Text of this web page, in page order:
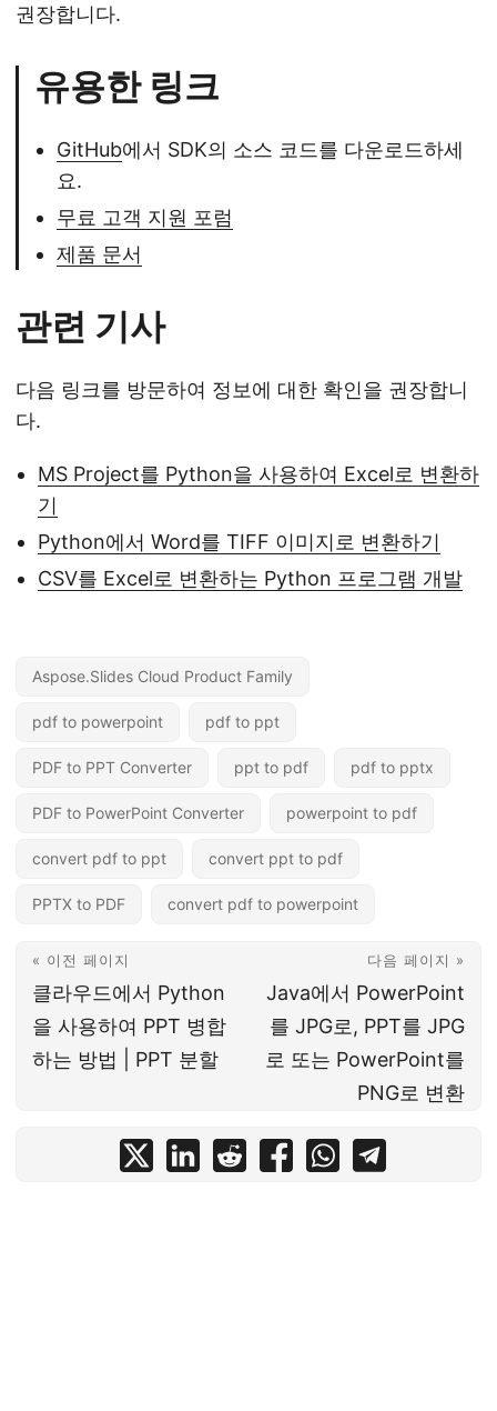
권장합니다.
유용한 링크
GitHub에서 SDK의 소스 코드를 다운로드하세
요.
무료 고객 지원 포럼
제품 문서
관련 기사
다음 링크를 방문하여 정보에 대한 확인을 권장합니
다.
MS Project를 Python을 사용하여 Excel로 변환하
기
Python에서 Word를 TIFF 이미지로 변환하기
CSV를 Excel로 변환하는 Python 프로그램 개발
Aspose.Slides Cloud Product Family
pdf to powerpoint pdf to ppt
PDF to PPT Converter ppt to pdf pdf to pptx
PDF to PowerPoint Converter powerpoint to pdf
convert pdf to ppt convert ppt to pdf
PPTX to PDF convert pdf to powerpoint
« 이전 페이지
클라우드에서 Python
을 사용하여 PPT 병합
하는 방법 | PPT 분할
다음 페이지 »
Java에서 PowerPoint
를 JPG로, PPT를 JPG
로 또는 PowerPoint를
PNG로 변환